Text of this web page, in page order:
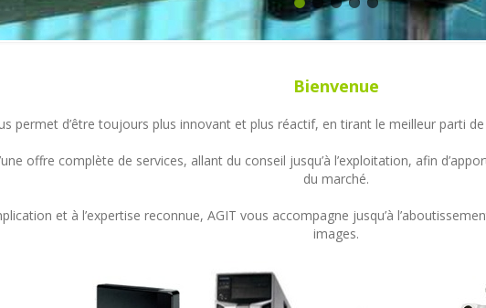
Bienvenue
permet d’être toujours plus innovant et plus réactif, en tirant le meilleur parti
offre complète de services, allant du conseil jusqu’à l’exploitation, afin
du marché.
et à l’expertise reconnue, AGIT vous accompagne jusqu’à
images.